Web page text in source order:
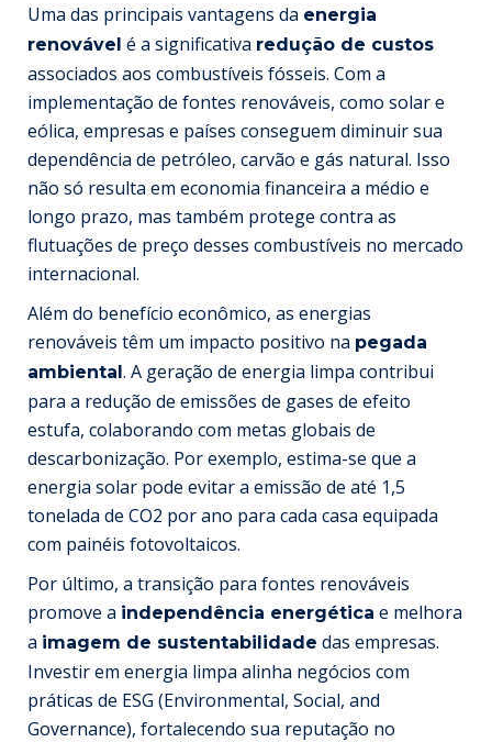
Uma das principais vantagens da energia
renovável é a significativa redução de custos
associados aos combustíveis fósseis. Com a
implementação de fontes renováveis, como solar e
eólica, empresas e países conseguem diminuir sua
dependência de petróleo, carvão e gás natural. Isso
não só resulta em economia financeira a médio e
longo prazo, mas também protege contra as
flutuações de preço desses combustíveis no mercado
internacional.
Além do benefício econômico, as energias
renováveis têm um impacto positivo na pegada
ambiental. A geração de energia limpa contribui
para a redução de emissões de gases de efeito
estufa, colaborando com metas globais de
descarbonização. Por exemplo, estima-se que a
energia solar pode evitar a emissão de até 1,5
tonelada de CO2 por ano para cada casa equipada
com painéis fotovoltaicos.
Por último, a transição para fontes renováveis
promove a independência energética e melhora
a imagem de sustentabilidade das empresas.
Investir em energia limpa alinha negócios com
práticas de ESG (Environmental, Social, and
Governance), fortalecendo sua reputação no